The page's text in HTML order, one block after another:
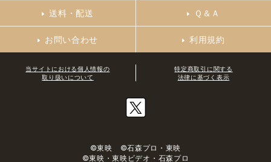
送料・配送 Ｑ＆Ａ
お問い合わせ 利用規約
当サイトにおける個人情報の
取り扱いについて
特定商取引に関する
法律に基づく表示
©東映 ©石森プロ・東映
©東映・東映ビデオ・石森プロ